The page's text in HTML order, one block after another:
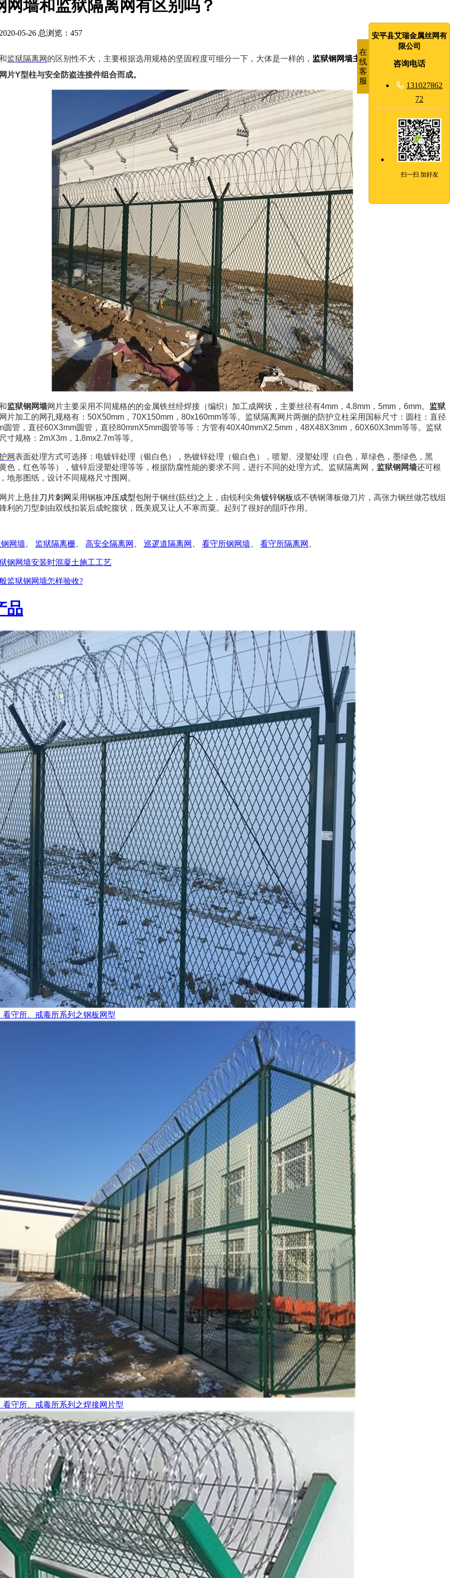
网墙和监狱隔离网有区别吗？
05-26 总浏览： 457
监狱隔离网 的区别性不大，主要根据选用规格的坚固程度可细分一下，大体是一样的， 监狱钢网墙主要由蛇腹式刀刺网、
片Y型柱与安全防盗连接件组合而成。
监狱钢网墙网片主要采用不同规格的的金属铁丝经焊接（编织）加工成网状，主要丝径有4mm，4.8mm，5mm，6mm。 监狱
片加工的网孔规格有：50X50mm，70X150mm，80x160mm等等。监狱隔离网片两侧的防护立柱采用国标尺寸：圆柱：直径
圆管，直径60X3mm圆管，直径80mmX5mm圆管等等：方管有40X40mmX2.5mm，48X48X3mm，60X60X3mm等等。监狱
寸规格：2mX3m，1.8mx2.7m等等。
网表面处理方式可选择：电镀锌处理（银白色），热镀锌处理（银白色），喷塑、浸塑处理（白色，草绿色，墨绿色，黑
色，红色等等），镀锌后浸塑处理等等，根据防腐性能的要求不同，进行不同的处理方式。监狱隔离网， 监狱钢网墙还可根
地形图纸，设计不同规格尺寸围网。
片上悬挂刀片刺网采用钢板冲压成型包附于钢丝(筋丝)之上，由锐利尖角镀锌钢板或不锈钢薄板做刀片，高张力钢丝做芯线组
利的刀型刺由双线扣装后成蛇腹状，既美观又让人不寒而粟。起到了很好的阻吓作用。
网墙 监狱隔离栅 高安全隔离网 巡逻道隔离网 看守所钢网墙 看守所隔离网
钢网墙安装时混凝土施工工艺
监狱钢网墙怎样验收?
品
看守所、戒毒所系列之钢板网型
看守所、戒毒所系列之焊接网片型
在
线
客
服
安平县艾瑞金属丝网有
限公司
咨询电话
 131027862
72
扫一扫 加好友